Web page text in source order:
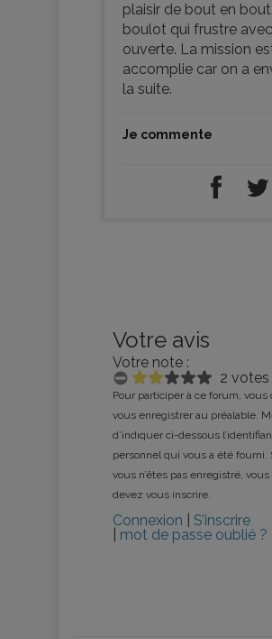
plaisir de bout en
boulot qui frustre
ouverte. La mission
accomplie car on a
la suite.
Je commente
Votre avis
Votre note :
2 votes
Pour participer à ce forum, vous
vous enregistrer au préalable.
d’indiquer ci-dessous
personnel qui vous a été fourni.
vous n’êtes pas enregistré, vous
devez vous inscrire.
Connexion
S’inscrire
mot de passe oublié ?